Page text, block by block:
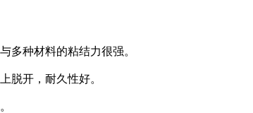
多种材料的粘结力很强。
脱开，耐久性好。